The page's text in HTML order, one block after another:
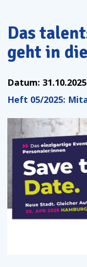
Das
geht in
Datum: 31.10.2025
Heft 05/2025: